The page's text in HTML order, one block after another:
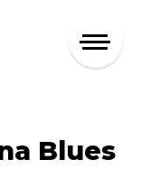
Blues